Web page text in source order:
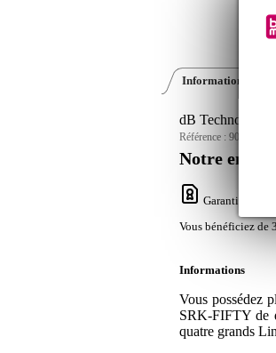
Informations
dB
Référence : 9000-
Notre
Garantie Bax
Vous bénéficiez de
Informations
Vous possédez
SRK-FIFTY de
quatre grands